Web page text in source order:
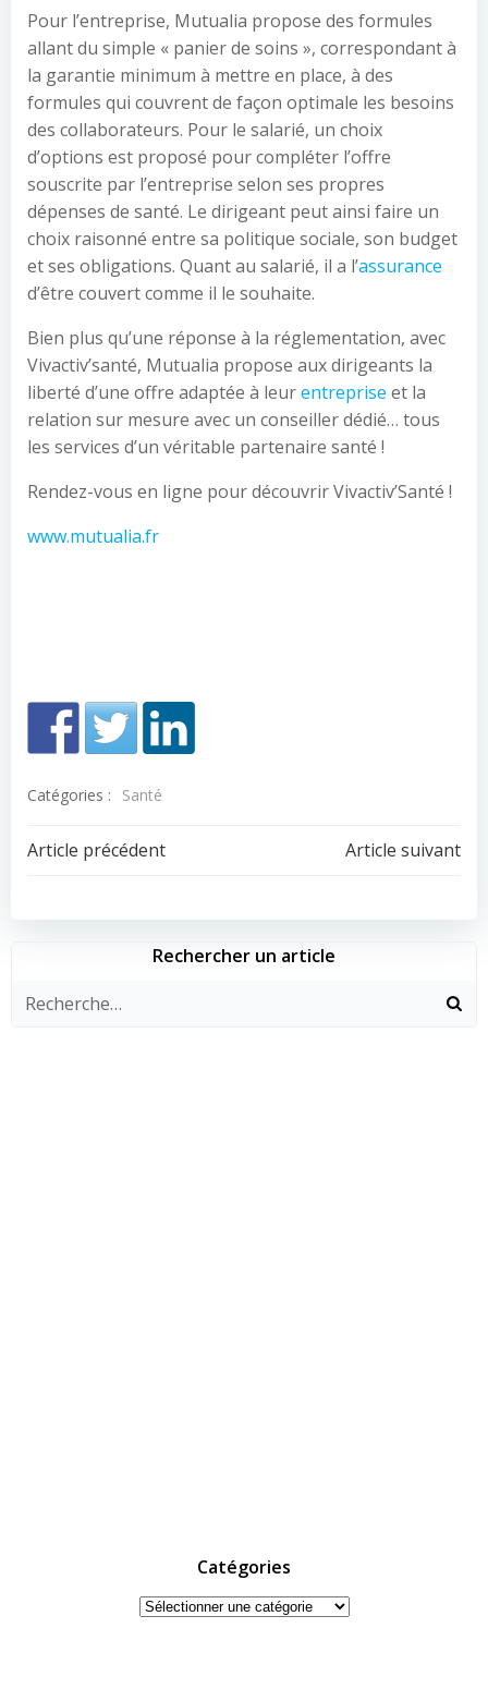
Pour l’entreprise, Mutualia propose des formules
allant du simple « panier de soins », correspondant à
la garantie minimum à mettre en place, à des
formules qui couvrent de façon optimale les besoins
des collaborateurs. Pour le salarié, un choix
d’options est proposé pour compléter l’offre
souscrite par l’entreprise selon ses propres
dépenses de santé. Le dirigeant peut ainsi faire un
choix raisonné entre sa politique sociale, son budget
et ses obligations. Quant au salarié, il a l’assurance
d’être couvert comme il le souhaite.
Bien plus qu’une réponse à la réglementation, avec
Vivactiv’santé, Mutualia propose aux dirigeants la
liberté d’une offre adaptée à leurentreprise et la
relation sur mesure avec un conseiller dédié… tous
les services d’un véritable partenaire santé !
Rendez-vous en ligne pour découvrir Vivactiv’Santé !
www.mutualia.fr
Catégories : Santé
Navigation
de
l’article
Article précédent
Navigation
de
l’article
Article suivant
Rechercher un article
Catégories
Catégories